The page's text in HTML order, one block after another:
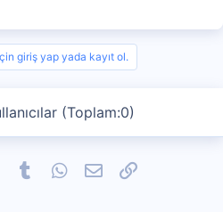
giriş yap yada kayıt ol.
(Toplam:0)
PinterestTumblrWhatsApp
E-postaLink